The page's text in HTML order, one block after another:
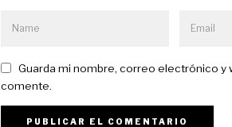
Guarda mi nombre, correo electrónico y
comente.